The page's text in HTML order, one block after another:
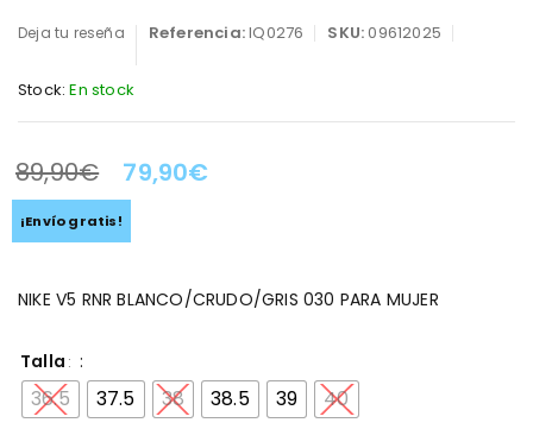
Deja tu reseña Referencia:IQ0276 SKU:09612025
Stock: En stock
LA OFERTA TERMINA EN:
89,90€ 79,90€
¡Envío gratis!
NIKE V5 RNR BLANCO/CRUDO/GRIS 030 PARA MUJER
Talla
36.5 37.5 38 38.5 39 40